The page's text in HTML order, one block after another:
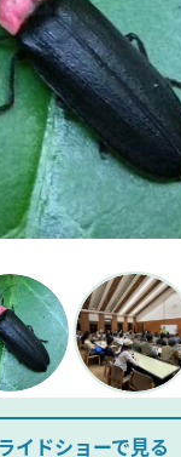
イドショーで見る